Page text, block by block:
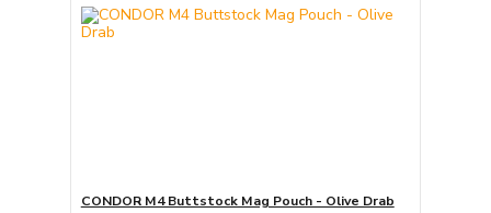
CONDOR M4 Buttstock Mag Pouch - Olive Drab